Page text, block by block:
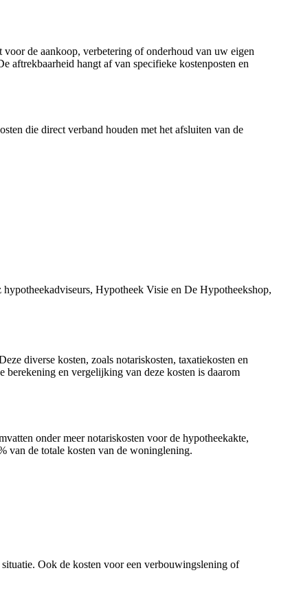
de aankoop, verbetering of onderhoud van uw eigen
aftrekbaarheid hangt af van specifieke kostenposten en
die direct verband houden met het afsluiten van de
Hypotheek Visie en De Hypotheekshop,
diverse kosten, zoals notariskosten, taxatiekosten en
en vergelijking van deze kosten is daarom
onder meer notariskosten voor de hypotheekakte,
van de totale kosten van de woninglening.
Ook de kosten voor een verbouwingslening of